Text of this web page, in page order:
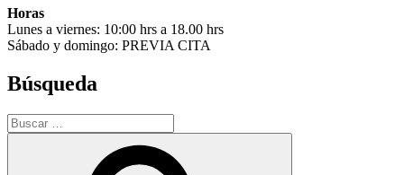
Horas
Lunes a viernes: 10:00 hrs a 18.00 hrs
Sábado y domingo: PREVIA CITA
Búsqueda
Buscar
por: